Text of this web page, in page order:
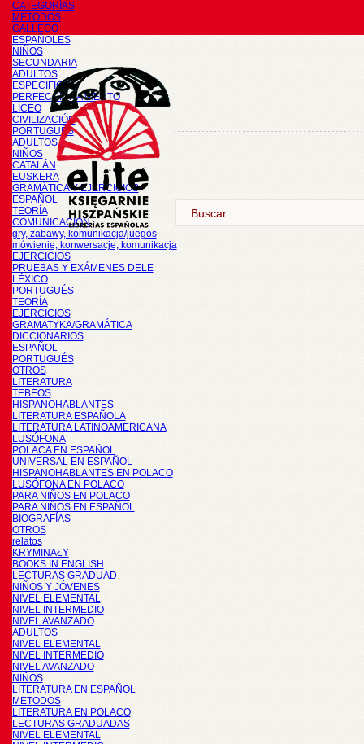
CATEGORÍAS
METODOS
GALLEGO
ESPAÑOLES
NIÑOS
SECUNDARIA
ADULTOS
ESPECIFICOS
PERFECCIONAMIENTO
LICEO
CIVILIZACIÓN
PORTUGUÉS
ADULTOS
NIÑOS
CATALÁN
EUSKERA
GRAMÁTICA Y EJERCICIOS
ESPAÑOL
TEORÍA
COMUNICACIÓN
gry, zabawy, komunikacja/juegos
mówienie, konwersacje, komunikacja
EJERCICIOS
PRUEBAS Y EXÁMENES DELE
LÉXICO
PORTUGUÉS
TEORÍA
EJERCICIOS
GRAMATYKA/GRAMÁTICA
DICCIONARIOS
ESPAÑOL
PORTUGUÉS
OTROS
LITERATURA
TEBEOS
HISPANOHABLANTES
LITERATURA ESPAÑOLA
LITERATURA LATINOAMERICANA
LUSÓFONA
POLACA EN ESPAÑOL
UNIVERSAL EN ESPAÑOL
HISPANOHABLANTES EN POLACO
LUSÓFONA EN POLACO
PARA NIÑOS EN POLACO
PARA NIÑOS EN ESPAÑOL
BIOGRAFÍAS
OTROS
relatos
KRYMINAŁY
BOOKS IN ENGLISH
LECTURAS GRADUAD
NIÑOS Y JÓVENES
NIVEL ELEMENTAL
NIVEL INTERMEDIO
NIVEL AVANZADO
ADULTOS
NIVEL ELEMENTAL
NIVEL INTERMEDIO
NIVEL AVANZADO
NIÑOS
LITERATURA EN ESPAÑOL
METODOS
LITERATURA EN POLACO
LECTURAS GRADUADAS
NIVEL ELEMENTAL